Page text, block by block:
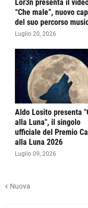
Lor3n presenta il
“Che male”, nuovo
del suo percorso
Luglio 20, 2026
Aldo Losito presenta
alla Luna", il singolo
ufficiale del Premio
alla Luna 2026
Luglio 09, 2026
Nuova